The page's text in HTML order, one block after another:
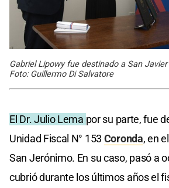
Gabriel Lipowy fue destinado a San
Foto: Guillermo Di Salvatore
El Dr. Julio Lema por su parte, fue
Unidad Fiscal N° 153 Coronda, en
San Jerónimo. En su caso, pasó a
cubrió durante los últimos años el